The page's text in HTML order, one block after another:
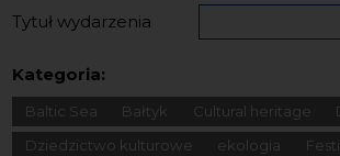
Tytuł wydarzenia
Kategoria:
Baltic Sea Bałtyk Cultural heritage
Dziedzictwo kulturowe
ekologia